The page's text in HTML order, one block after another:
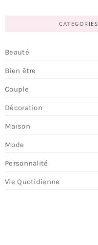
CATEGORIES
Beauté
Bien être
Couple
Décoration
Maison
Mode
Personnalité
Vie Quotidienne